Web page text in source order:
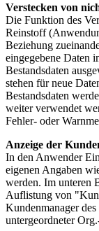
Verstecken von
Die Funktion des
Reinstoff
Beziehung
eingegebene Daten
Bestandsdaten
stehen für neue
Bestandsdaten
weiter verwendet
Fehler- oder
Anzeige der
In den Anwender
eigenen Angaben
werden. Im unteren
Auflistung von
Kundenmanager
untergeordneter